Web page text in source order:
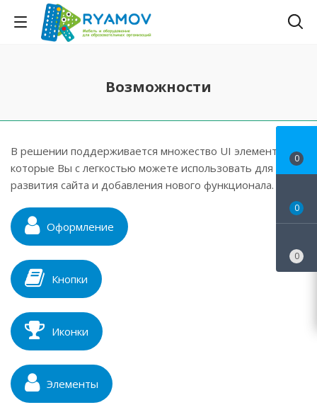
Возможности
В решении поддерживается множество UI элементов,
которые Вы с легкостью можете использовать для
развития сайта и добавления нового функционала.
Оформление
Кнопки
Иконки
Элементы
0
0
0